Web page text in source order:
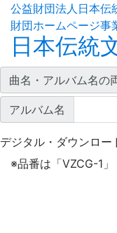
公益財団法人日本伝
財団ホームページ事
日本伝統
曲名・アルバム名の
アルバム名
デジタル・ダウンロ
※品番は「VZCG-1」